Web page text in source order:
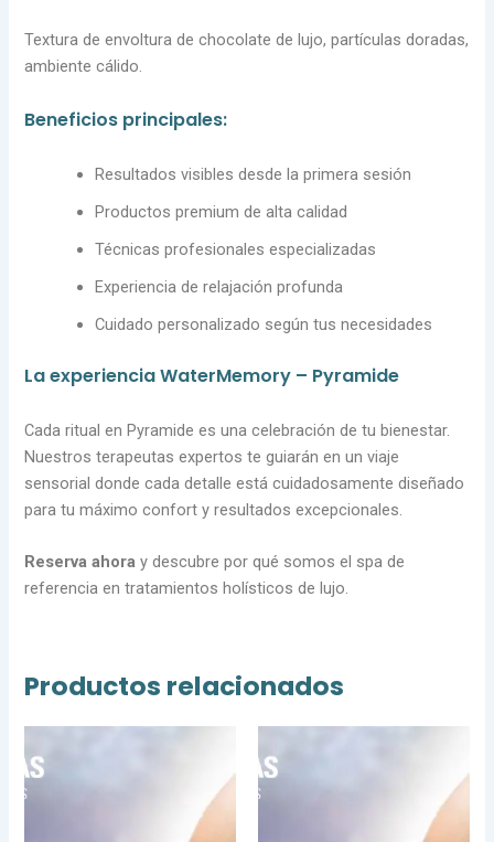
Textura de envoltura de chocolate de lujo, partículas doradas,
ambiente cálido.
Beneficios principales:
Resultados visibles desde la primera sesión
Productos premium de alta calidad
Técnicas profesionales especializadas
Experiencia de relajación profunda
Cuidado personalizado según tus necesidades
La experiencia WaterMemory – Pyramide
Cada ritual en Pyramide es una celebración de tu bienestar.
Nuestros terapeutas expertos te guiarán en un viaje
sensorial donde cada detalle está cuidadosamente diseñado
para tu máximo confort y resultados excepcionales.
Reserva ahora y descubre por qué somos el spa de
referencia en tratamientos holísticos de lujo.
Productos relacionados